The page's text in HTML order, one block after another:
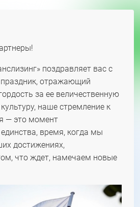
поздравляет вас с
отражающий
за ее величественную
наше стремление к
— это момент
единства, время, когда мы
достижениях,
что ждет, намечаем новые